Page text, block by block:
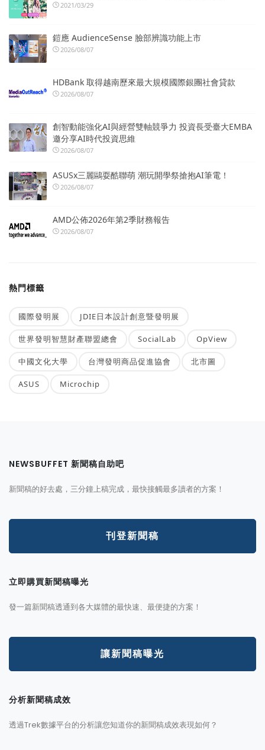
2021/03/29
鎧應 AudienceSense 臉部辨識功能上市
2026/08/07
HDBank 取得越南歷來最大規模國際銀團社會貸款
2026/08/07
創智動能強化AI與經營雙軸競爭力 投資長受臺大EMBA
邀分享AI時代投資思維
2026/08/07
ASUSx三麗鷗耍酷聯萌 潮玩開學祭搶抱AI筆電！
2026/08/07
AMD公佈2026年第2季財務報告
2026/08/07
熱門標籤
國際發明展 JDIE日本設計創意暨發明展
世界發明智慧財產聯盟總會 SocialLab OpView
中國文化大學 台灣發明商品促進協會 北市圖
ASUS Microchip
NEWSBUFFET 新聞稿自助吧
新聞稿的好去處，三分鐘上稿完成，最快接觸最多讀者的方案！
刊登新聞稿
立即購買新聞稿曝光
發一篇新聞稿透通到各大媒體的最快速、最便捷的方案！
讓新聞稿曝光
分析新聞稿成效
透過Trek數據平台的分析讓您知道你的新聞稿成效表現如何？